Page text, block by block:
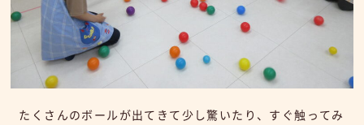
たくさんのボールが出てきて少し驚いたり、すぐ触ってみ